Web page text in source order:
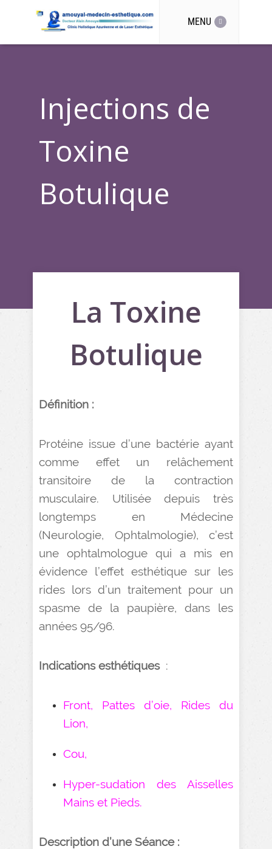
MENU
Injections de
Toxine
Botulique
La Toxine
Botulique
Définition :
Protéine issue d’une bactérie ayant
comme effet un relâchement
transitoire de la contraction
musculaire. Utilisée depuis très
longtemps en Médecine
(Neurologie, Ophtalmologie), c’est
une ophtalmologue qui a mis en
évidence l’effet esthétique sur les
rides lors d’un traitement pour un
spasme de la paupière, dans les
années 95/96.
Indications esthétiques:
Front, Pattes d’oie, Rides du
Lion,
Cou,
Hyper-sudation des Aisselles
Mains et Pieds.
Description d’une Séance :